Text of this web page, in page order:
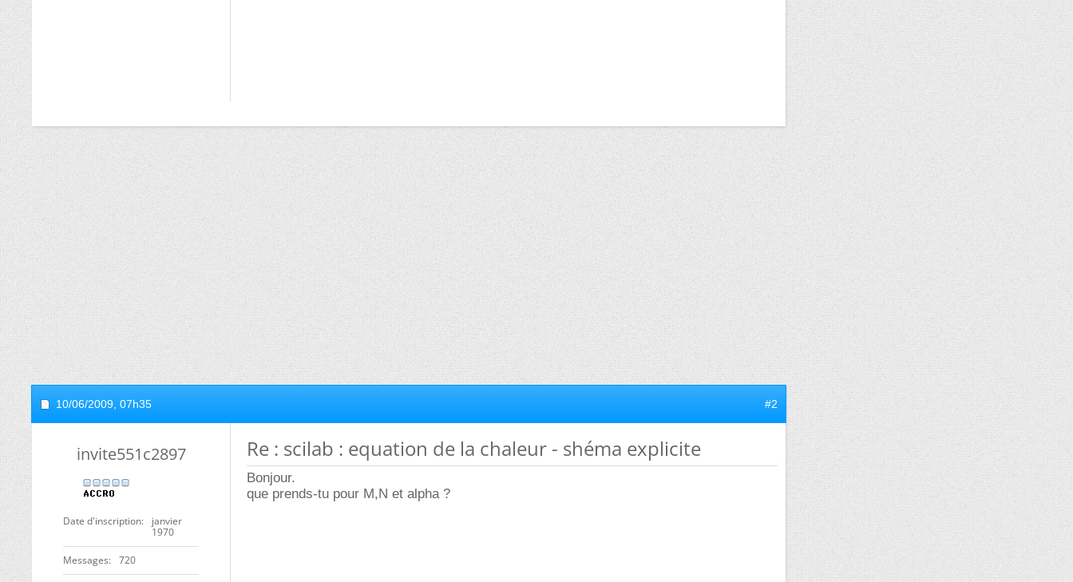
10/06/2009, 07h35 #2
invite551c2897
Date d'inscription
janvier
1970
Messages 720
Re : scilab : equation de la chaleur - shéma explicite
Bonjour.
que prends-tu pour M,N et alpha ?